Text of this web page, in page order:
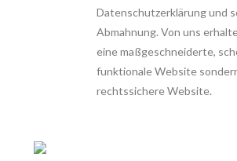
Datenschutzerklärung und
Abmahnung. Von uns
eine maßgeschneiderte,
funktionale Website
rechtssichere Website.